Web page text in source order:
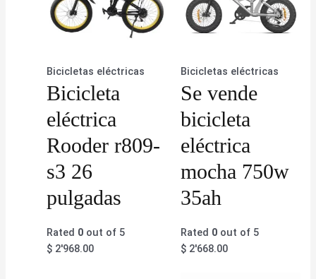
Bicicletas eléctricas
Bicicleta
eléctrica
Rooder r809-
s3 26
pulgadas
Rated 0 out of 5
$ 2'968.00
Bicicletas eléctricas
Se vende
bicicleta
eléctrica
mocha 750w
35ah
Rated 0out of 5
$2'668.00